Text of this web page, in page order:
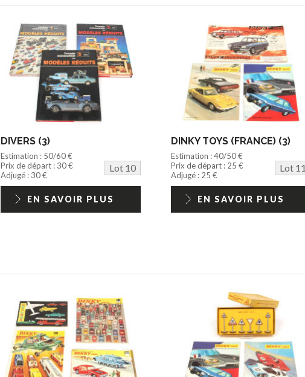
DIVERS (3)
Estimation : 50/60 €
Prix de départ : 30 €
Lot 10
Adjugé : 30 €
EN SAVOIR PLUS
DINKY TOYS (FRANCE) (3)
Estimation : 40/50 €
Prix de départ : 25 €
Lot 11
Adjugé : 25 €
EN SAVOIR PLUS